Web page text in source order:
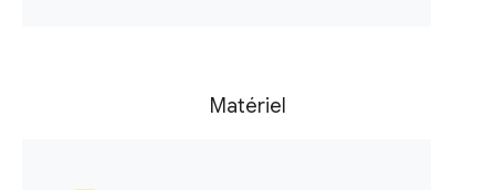
Matériel